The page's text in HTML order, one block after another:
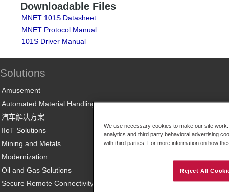
Downloadable Files
MNET 101S Datasheet
MNET Protocol Manual
101S Driver Manual
Solutions
Amusement
Automated Material Handling
汽车解决方案
IIoT Solutions
Mining and Metals
Modernization
Oil and Gas Solutions
Secure Remote Connectivity
We use necessary cookies to make our site
analytics and third party behavioral advertising
with third parties. For more information on how
Reject All